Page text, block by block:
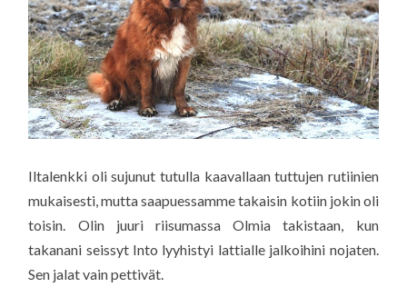
Iltalenkki oli sujunut tutulla kaavallaan tuttujen rutiinien
mukaisesti, mutta saapuessamme takaisin kotiin jokin oli
toisin. Olin juuri riisumassa Olmia takistaan, kun
takanani seissyt Into lyyhistyi lattialle jalkoihini nojaten.
Sen jalat vain pettivät.